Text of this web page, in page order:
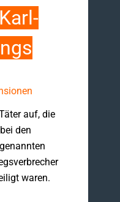
auf, die
den
waren.